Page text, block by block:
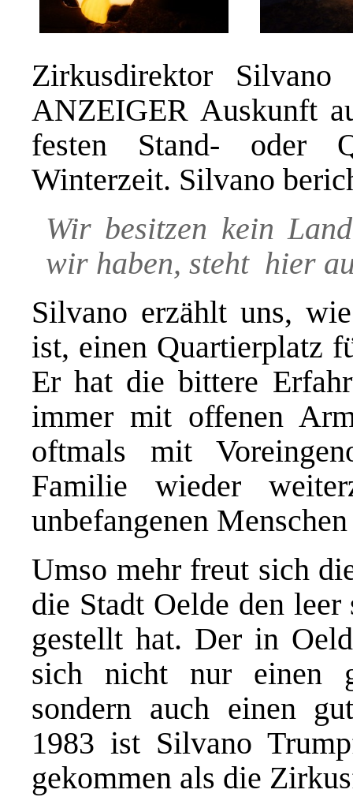
Zirkusdirektor
ANZEIGER Auskunft
festen Stand- oder
Winterzeit. Silvano
Wir besitzen kein
wir haben, steht hier
Silvano erzählt uns,
ist, einen Quartierplatz
Er hat die bittere
immer mit offenen
oftmals mit
Familie wieder
unbefangenen
Umso mehr freut sich
die Stadt Oelde den leer
gestellt hat. Der in
sich nicht nur einen
sondern auch einen
1983 ist Silvano
gekommen als die